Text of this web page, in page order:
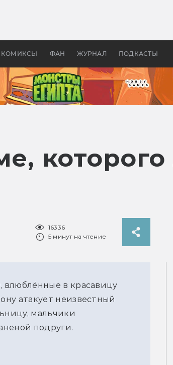
КОМИКСЫ ФАН ЖУРНАЛ ПОДКАСТЫ
—
бы «Властелина колец»
16336
5 минут на чтение
в красавицу
атакует неизвестный
мальчики
подруги.